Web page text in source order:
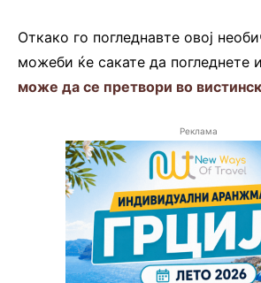
Откако го погледнавте овој
можеби ќе сакате да погледнете и
може да се претвори во
Реклама